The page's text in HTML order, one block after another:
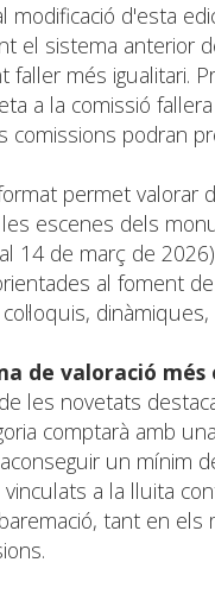
modificació d'esta
el sistema anterior
faller més igualitari.
a la comissió
comissions podran
permet valorar
escenes dels
14 de març de
al foment
de valoració
les novetats
comptarà amb
un mínim
a la lluita
tant en